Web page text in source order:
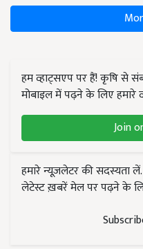
हम व्हाट्सएप पर हैं! कृषि से
मोबाइल में पढ़ने के लिए हमारे
Join
हमारे न्यूज़लेटर की सदस्यता
लेटेस्ट ख़बरें मेल पर पढ़ने के